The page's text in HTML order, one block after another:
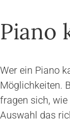
Piano
Wer ein Piano
Möglichkeiten.
fragen sich,
Auswahl das